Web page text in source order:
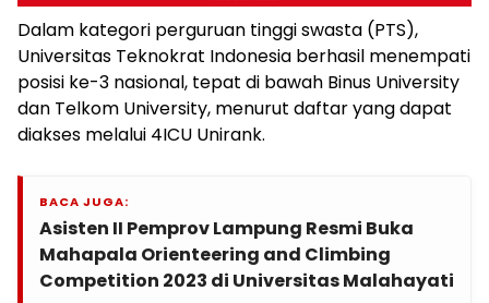
Dalam kategori perguruan tinggi swasta (PTS),
Universitas Teknokrat Indonesia berhasil menempati
posisi ke-3 nasional, tepat di bawah Binus University
dan Telkom University, menurut daftar yang dapat
diakses melalui 4ICU Unirank.
BACA JUGA:
Asisten II Pemprov Lampung Resmi Buka
Mahapala Orienteering and Climbing
Competition 2023 di Universitas Malahayati